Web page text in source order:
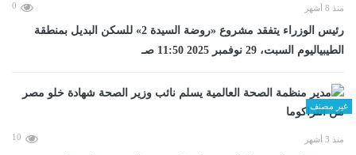
منذ 8 أشهر 0
رئيس الوزراء يتفقد مشروع «روضة السيدة 2» للسكن البديل بمنطقة
الطيبياليوم السبت، 29 نوفمبر 2025 11:50 صـ
غير مصنف
منذ 3 أشهر 10